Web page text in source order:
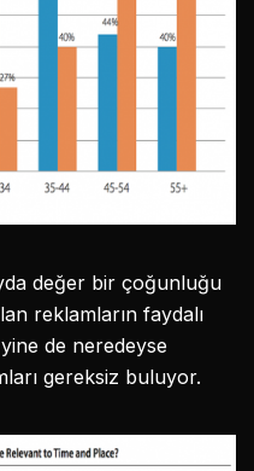
değer bir çoğunluğu
reklamların faydalı
de neredeyse
gereksiz buluyor.